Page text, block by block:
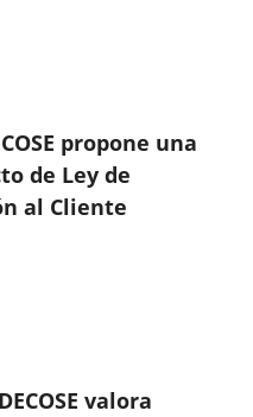
propone una
de Ley de
al Cliente
valora